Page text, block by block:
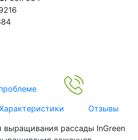
Отзывы
выращивания рассады InGreen